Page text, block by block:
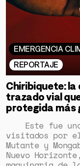
EMERGENCIA
REPORTAJE
Chiribiquete:
trazado vial
protegida más
Este fue uno
visitados por
Mutante y
Nuevo